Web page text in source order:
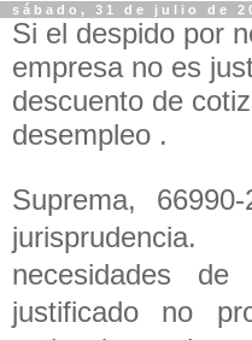
sábado, 31 de julio de
Si el despido por
empresa no es
descuento de
desempleo .
Suprema,
necesidades
justificado no